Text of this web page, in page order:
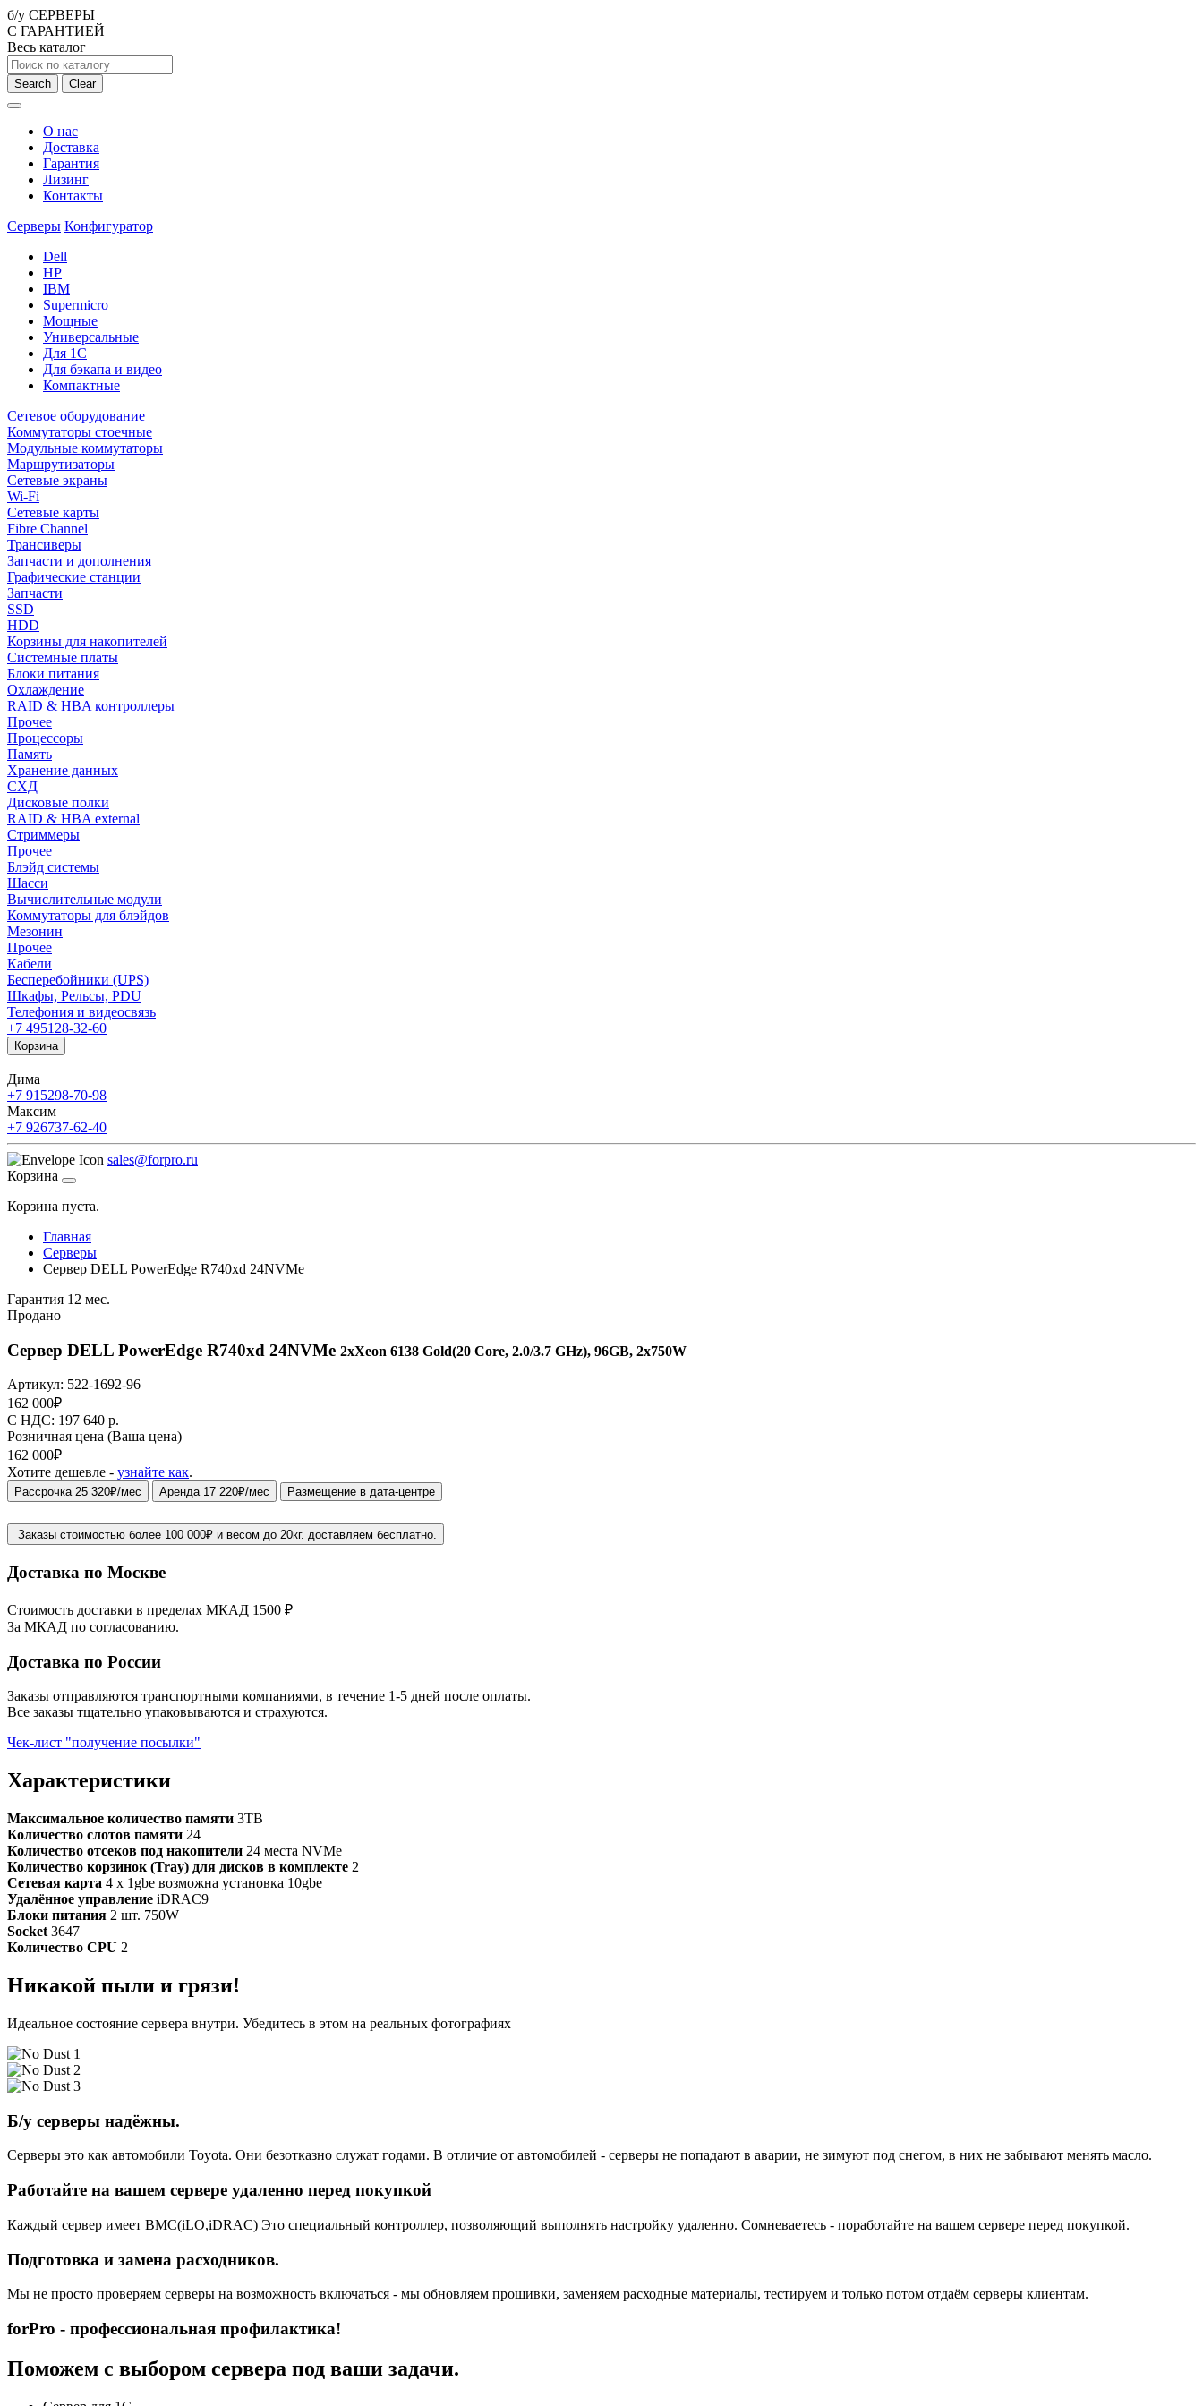
б/у СЕРВЕРЫ
С ГАРАНТИЕЙ
Весь каталог
Search Clear
О нас
Доставка
Гарантия
Лизинг
Контакты
Серверы Конфигуратор
Dell
HP
IBM
Supermicro
Мощные
Универсальные
Для 1С
Для бэкапа и видео
Компактные
Сетевое оборудование
Коммутаторы стоечные
Модульные коммутаторы
Маршрутизаторы
Сетевые экраны
Wi-Fi
Сетевые карты
Fibre Channel
Трансиверы
Запчасти и дополнения
Графические станции
Запчасти
SSD
HDD
Корзины для накопителей
Системные платы
Блоки питания
Охлаждение
RAID & HBA контроллеры
Прочее
Процессоры
Память
Хранение данных
СХД
Дисковые полки
RAID & HBA external
Стриммеры
Прочее
Блэйд системы
Шасси
Вычислительные модули
Коммутаторы для блэйдов
Мезонин
Прочее
Кабели
Бесперебойники (UPS)
Шкафы, Рельсы, PDU
Телефония и видеосвязь
+7 495128-32-60
Корзина
Дима
+7 915298-70-98
Максим
+7 926737-62-40
sales@forpro.ru
Корзина
Корзина пуста.
Главная
Серверы
Сервер DELL PowerEdge R740xd 24NVMe
Гарантия 12 мес.
Продано
Сервер DELL PowerEdge R740xd 24NVMe 2xXeon 6138 Gold(20 Core, 2.0/3.7 GHz), 96GB, 2x750W
Артикул: 522-1692-96
162 000₽
C НДС: 197 640 р.
Розничная цена (Ваша цена)
162 000₽
Хотите дешевле - узнайте как.
Рассрочка 25 320₽/мес Аренда 17 220₽/мес Размещение в дата-центре
Заказы стоимостью более 100 000₽ и весом до 20кг. доставляем бесплатно.
Доставка по Москве
Стоимость доставки в пределах МКАД 1500 ₽
За МКАД по согласованию.
Доставка по России
Заказы отправляются транспортными компаниями, в течение 1-5 дней после оплаты.
Все заказы тщательно упаковываются и страхуются.
Чек-лист "получение посылки"
Характеристики
Максимальное количество памяти 3TB
Количество слотов памяти 24
Количество отсеков под накопители 24 места NVMe
Количество корзинок (Tray) для дисков в комплекте 2
Сетевая карта 4 x 1gbe возможна установка 10gbe
Удалённое управление iDRAC9
Блоки питания 2 шт. 750W
Socket 3647
Количество CPU 2
Никакой пыли и грязи!
Идеальное состояние сервера внутри. Убедитесь в этом на реальных фотографиях
Б/у серверы надёжны.
Серверы это как автомобили Toyota. Они безотказно служат годами. В отличие от автомобилей - серверы не попадают в аварии, не зимуют под снегом, в них не забывают менять масло.
Работайте на вашем сервере удаленно перед покупкой
Каждый сервер имеет BMC(iLO,iDRAC) Это специальный контроллер, позволяющий выполнять настройку удаленно. Сомневаетесь - поработайте на вашем сервере перед покупкой.
Подготовка и замена расходников.
Мы не просто проверяем серверы на возможность включаться - мы обновляем прошивки, заменяем расходные материалы, тестируем и только потом отдаём серверы клиентам.
forPro - профессиональная профилактика!
Поможем с выбором сервера под ваши задачи.